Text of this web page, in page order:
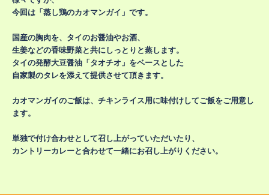
今回は「蒸し鶏のカオマンガイ」です。
国産の胸肉を、タイのお醤油やお酒、
生姜などの香味野菜と共にしっとりと蒸します。
タイの発酵大豆醤油「タオチオ」をベースとした
自家製のタレを添えて提供させて頂きます。
カオマンガイのご飯は、チキンライス用に味付けしてご飯をご用意し
ます。
単独で付け合わせとして召し上がっていただいたり、
カントリーカレーと合わせて一緒にお召し上がりください。